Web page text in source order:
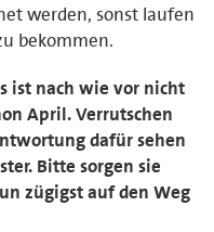
werden, sonst laufen
bekommen.
ist nach wie vor nicht
April. Verrutschen
dafür sehen
Bitte sorgen sie
zügigst auf den Weg